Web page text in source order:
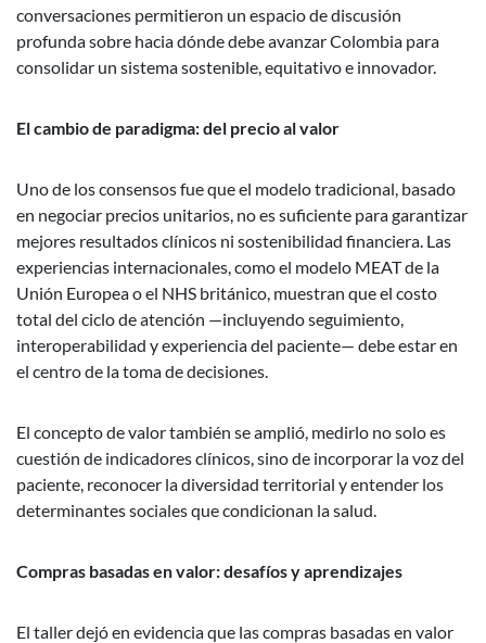
conversaciones permitieron un espacio de discusión
profunda sobre hacia dónde debe avanzar Colombia para
consolidar un sistema sostenible, equitativo e innovador.
El cambio de paradigma: del precio al valor
Uno de los consensos fue que el modelo tradicional, basado
en negociar precios unitarios, no es suficiente para garantizar
mejores resultados clínicos ni sostenibilidad financiera. Las
experiencias internacionales, como el modelo MEAT de la
Unión Europea o el NHS británico, muestran que el costo
total del ciclo de atención —incluyendo seguimiento,
interoperabilidad y experiencia del paciente— debe estar en
el centro de la toma de decisiones.
El concepto de valor también se amplió, medirlo no solo es
cuestión de indicadores clínicos, sino de incorporar la voz del
paciente, reconocer la diversidad territorial y entender los
determinantes sociales que condicionan la salud.
Compras basadas en valor: desafíos y aprendizajes
El taller dejó en evidencia que las compras basadas en valor